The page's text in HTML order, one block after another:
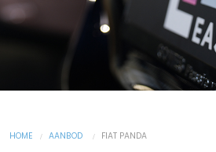
HOME AANBOD FIAT PANDA